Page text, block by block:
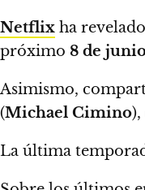
Netflix ha
próximo 8 de
Asimismo,
(Michael Cimino
La última